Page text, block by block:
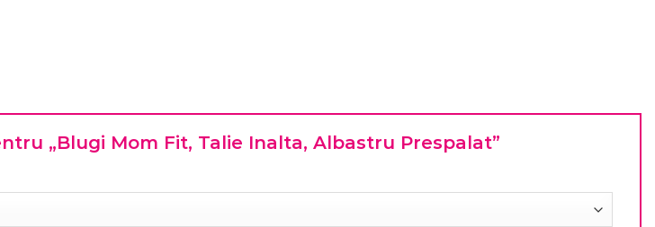
„Blugi Mom Fit, Talie Inalta, Albastru Prespalat”